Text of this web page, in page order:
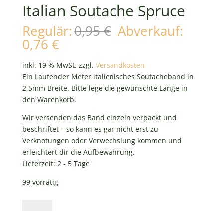
Italian Soutache Spruce
Regulär:0,95€ Ursprünglicher
Preis
0,95 €
Abverkauf:
0,76 €Aktueller
Preis
ist:
0,76 €.
inkl. 19 % MwSt. zzgl. Versandkosten
Ein Laufender Meter italienisches Soutacheband in
2,5mm Breite. Bitte lege die gewünschte Länge in
den Warenkorb.
Wir versenden das Band einzeln verpackt und
beschriftet – so kann es gar nicht erst zu
Verknotungen oder Verwechslung kommen und
erleichtert dir die Aufbewahrung.
Lieferzeit: 2 - 5 Tage
99 vorrätig